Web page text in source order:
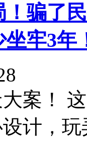
骗了
牢3年
案！
计，